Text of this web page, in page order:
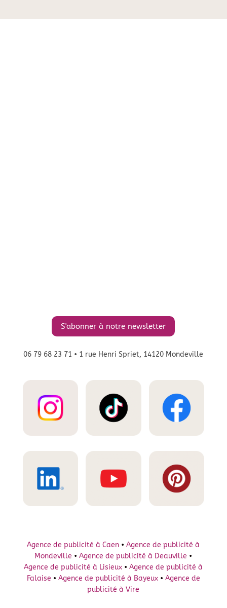
S'abonner à notre newsletter
06 79 68 23 71 • 1 rue Henri Spriet, 14120 Mondeville
Agence de publicité à Caen • Agence de publicité à
Mondeville • Agence de publicité à Deauville •
Agence de publicité à Lisieux • Agence de publicité à
Falaise • Agence de publicité à Bayeux • Agence de
publicité à Vire